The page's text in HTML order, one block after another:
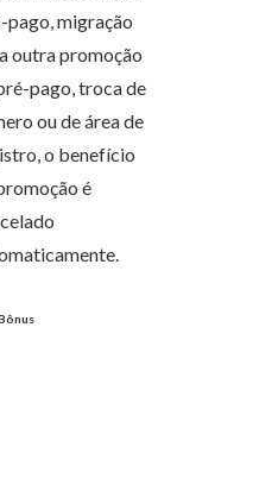
pago, migração
outra promoção
pago, troca de
ou de área de
o benefício
é